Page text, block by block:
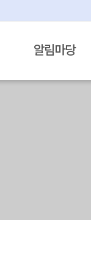
알림마당